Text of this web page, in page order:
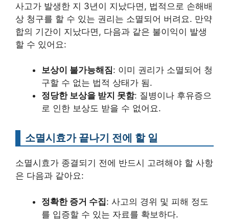
사고가 발생한 지 3년이 지났다면, 법적으로 손해배
상 청구를 할 수 있는 권리는 소멸되어 버려요. 만약
합의 기간이 지났다면, 다음과 같은 불이익이 발생
할 수 있어요:
보상이 불가능해짐: 이미 권리가 소멸되어 청
구할 수 없는 법적 상태가 됨.
정당한 보상을 받지 못함: 질병이나 후유증으
로 인한 보상도 받을 수 없어요.
소멸시효가 끝나기 전에 할 일
소멸시효가 종결되기 전에 반드시 고려해야 할 사항
은 다음과 같아요:
정확한 증거 수집: 사고의 경위 및 피해 정도
를 입증할 수 있는 자료를 확보하다.